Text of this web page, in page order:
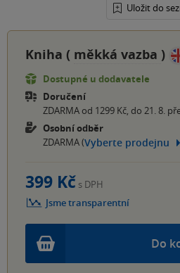
Uložit do
Kniha ( měkká vazba )
Dostupné u dodavatele
Doručení
ZDARMA od 1299 Kč, do 21. 8.
Osobní odběr
ZDARMA (Vyberte prodejnu
Do
399 Kč s DPH
Jsme transparentní